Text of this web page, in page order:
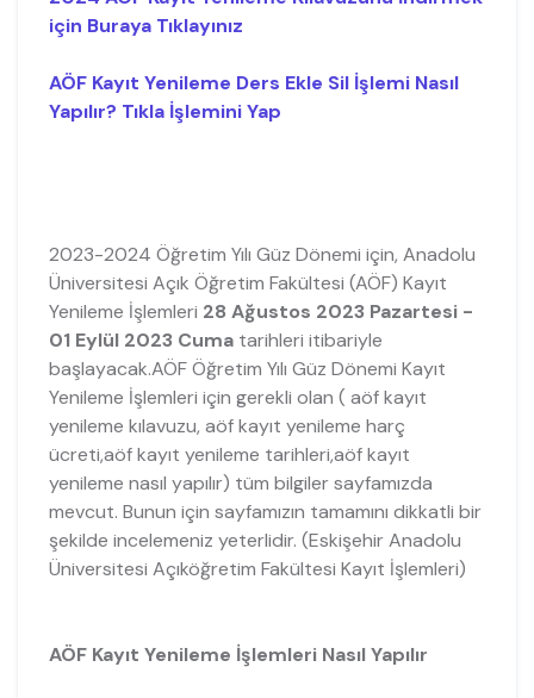
için Buraya Tıklayınız
AÖF Kayıt Yenileme Ders Ekle Sil İşlemi Nasıl
Yapılır? Tıkla İşlemini Yap
2023-2024 Öğretim Yılı Güz Dönemi için, Anadolu
Üniversitesi Açık Öğretim Fakültesi (AÖF) Kayıt
Yenileme İşlemleri 28 Ağustos 2023 Pazartesi -
01 Eylül 2023 Cumatarihleri itibariyle
başlayacak.AÖF Öğretim Yılı Güz Dönemi Kayıt
Yenileme İşlemleri için gerekli olan ( aöf kayıt
yenileme kılavuzu, aöf kayıt yenileme harç
ücreti,aöf kayıt yenileme tarihleri,aöf kayıt
yenileme nasıl yapılır) tüm bilgiler sayfamızda
mevcut. Bunun için sayfamızın tamamını dikkatli bir
şekilde incelemeniz yeterlidir. (Eskişehir Anadolu
Üniversitesi Açıköğretim Fakültesi Kayıt İşlemleri)
AÖF Kayıt Yenileme İşlemleri Nasıl Yapılır